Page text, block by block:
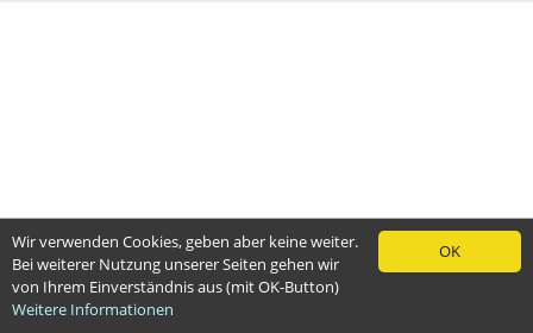
OK
Wir verwenden Cookies, geben aber keine weiter.
Bei weiterer Nutzung unserer Seiten gehen wir
von Ihrem Einverständnis aus (mit OK-Button)
Weitere Informationen